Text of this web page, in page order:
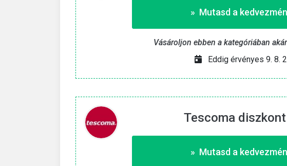
» Mutasd a
Vásároljon ebben a kategóriában
Eddig érvényes 9. 8.
Tescoma
» Mutasd a